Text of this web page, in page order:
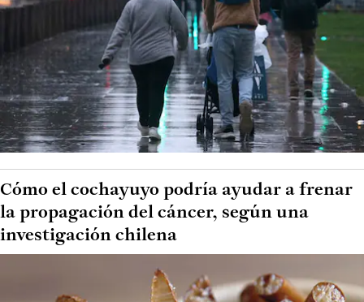
Cómo el cochayuyo podría ayudar a frenar
la propagación del cáncer, según una
investigación chilena